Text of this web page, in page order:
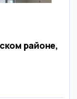
районе,